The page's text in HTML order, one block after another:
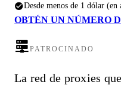
Desde menos de 1 dólar (en
OBTÉN UN NÚMERO
PATROCINADO
La red de proxies